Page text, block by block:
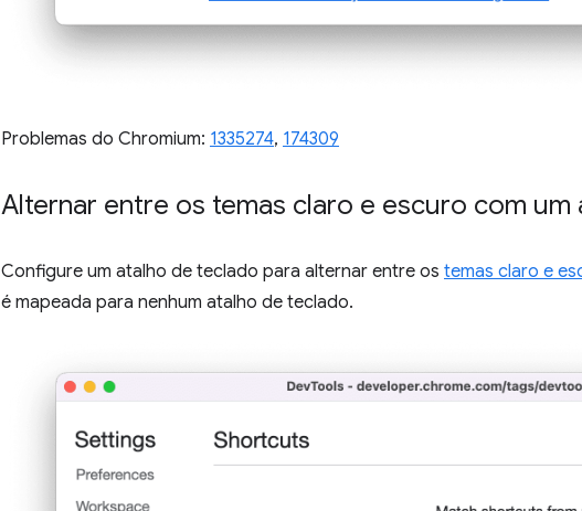
Problemas do Chromium: 1335274, 174309
Alternar entre os temas claro e escuro com
Configure um atalho de teclado para alternar entre os temas claro e
é mapeada para nenhum atalho de teclado.